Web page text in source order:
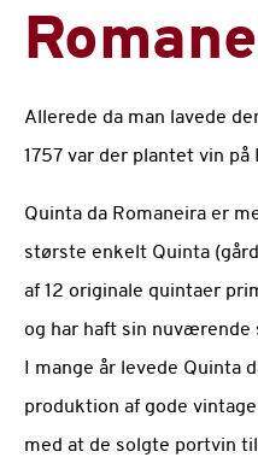
Allerede da man lavede
1757 var der plantet vin på
Quinta da Romaneira er
største enkelt Quinta
af 12 originale quintaer
og har haft sin nuværende
I mange år levede Quinta
produktion af gode
med at de solgte portvin